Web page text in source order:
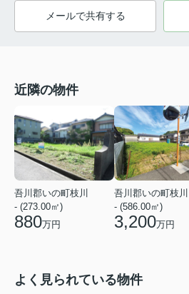
メールで共有する
近隣の物件
吾川郡いの町枝川
- (273.00㎡)
880万円
吾川郡いの町枝川
- (586.00㎡)
3,200万円
よく見られている物件